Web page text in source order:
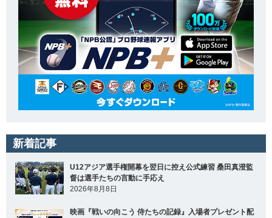
新着記事
U12アジア選手権開幕を翌日に控え公式練習 桑田真澄監
督は選手たちの言動に手応え
2026年8月8日
映画『戦いの向こう 侍たちの記録』入場者プレゼント配